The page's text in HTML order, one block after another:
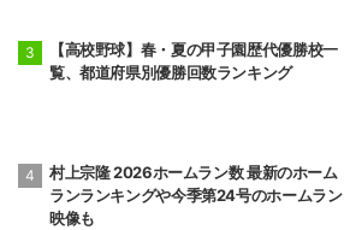
【高校野球】春・夏の甲子園歴代優勝校一
覧、都道府県別優勝回数ランキング
村上宗隆 2026ホームラン数 最新のホーム
ランランキングや今季第24号のホームラン
映像も